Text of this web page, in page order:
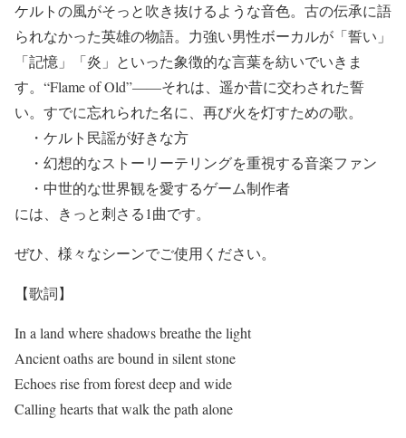
ケルトの風がそっと吹き抜けるような音色。古の伝承に語
られなかった英雄の物語。力強い男性ボーカルが「誓い」
「記憶」「炎」といった象徴的な言葉を紡いでいきま
す。“Flame of Old”――それは、遥か昔に交わされた誓
い。すでに忘れられた名に、再び火を灯すための歌。
・ケルト民謡が好きな方
・幻想的なストーリーテリングを重視する音楽ファン
・中世的な世界観を愛するゲーム制作者
には、きっと刺さる1曲です。
ぜひ、様々なシーンでご使用ください。
【歌詞】
In a land where shadows breathe the light
Ancient oaths are bound in silent stone
Echoes rise from forest deep and wide
Calling hearts that walk the path alone